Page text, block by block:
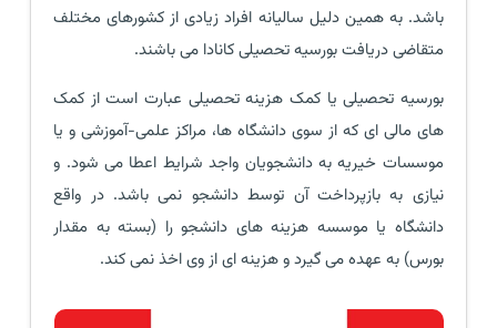
باشد. به همین دلیل سالیانه افراد زیادی از کشورهای مختلف
متقاضی دریافت بورسیه تحصیلی کانادا می باشند.
بورسیه تحصیلی یا کمک هزینه تحصیلی عبارت است از کمک
های مالی ای که از سوی دانشگاه ها، مراکز علمی-آموزشی و یا
موسسات خیریه به دانشجویان واجد شرایط اعطا می شود. و
نیازی به بازپرداخت آن توسط دانشجو نمی باشد. در واقع
دانشگاه یا موسسه هزینه های دانشجو را (بسته به مقدار
بورس) به عهده می گیرد و هزینه ای از وی اخذ نمی کند.